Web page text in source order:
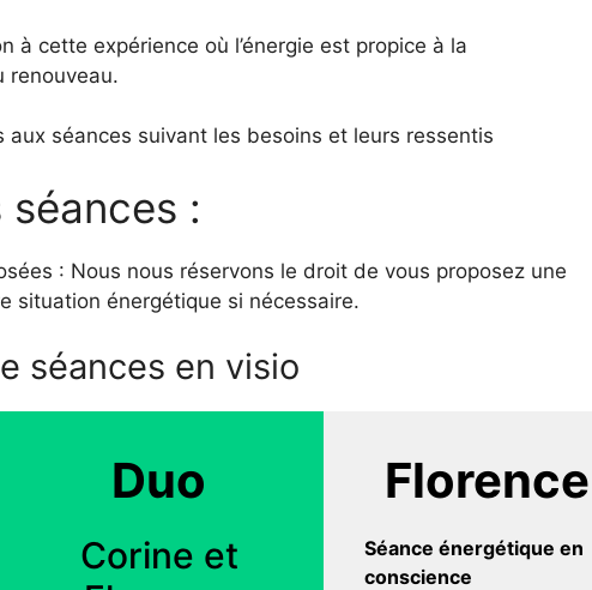
à cette expérience où l’énergie est propice à la
renouveau.
séances suivant les besoins et leurs ressentis
séances :
: Nous nous réservons le droit de vous proposez une
situation énergétique si nécessaire.
séances en visio
Duo
Corine et
Florence
Séance énergétique en
conscience